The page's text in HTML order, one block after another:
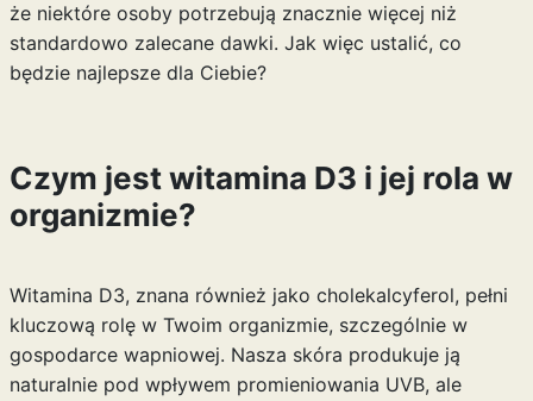
że niektóre osoby potrzebują znacznie więcej niż
standardowo zalecane dawki. Jak więc ustalić, co
będzie najlepsze dla Ciebie?
Czym jest witamina D3 i jej rola w
organizmie?
Witamina D3, znana również jako cholekalcyferol, pełni
kluczową rolę w Twoim organizmie, szczególnie w
gospodarce wapniowej. Nasza skóra produkuje ją
naturalnie pod wpływem promieniowania UVB, ale